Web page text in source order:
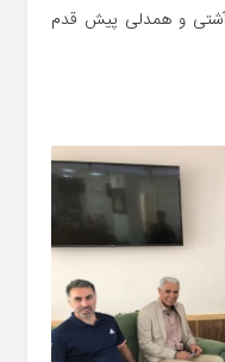
آشتی و همدلی پیش قدم